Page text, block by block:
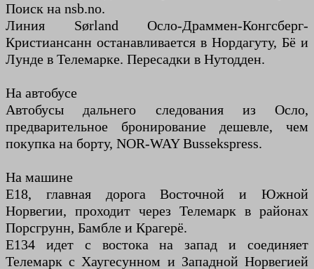
Поиск на nsb.no.
Линия Sørland Осло-Драммен-Конгсберг-
Кристиансанн останавливается в Нордагуту, Бё и
Лунде в Телемарке. Пересадки в Нутодден.
На автобусе
Автобусы дальнего следования из Осло,
предварительное бронирование дешевле, чем
покупка на борту, NOR-WAY Bussekspress.
На машине
E18, главная дорога Восточной и Южной
Норвегии, проходит через Телемарк в районах
Порсгрунн, Бамбле и Крагерё.
E134 идет с востока на запад и соединяет
Телемарк с Хаугесунном и Западной Норвегией